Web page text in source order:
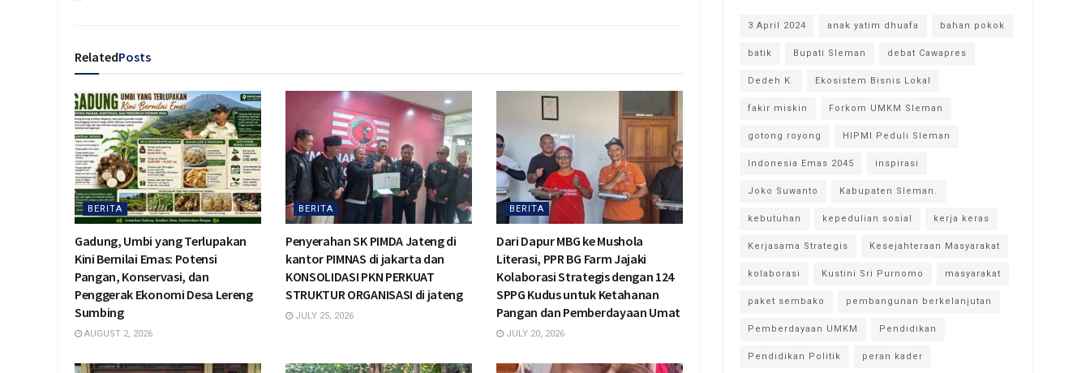
RelatedPosts
BERITA
Gadung, Umbi yang Terlupakan
Kini Bernilai Emas: Potensi
Pangan, Konservasi, dan
Penggerak Ekonomi Desa Lereng
Sumbing
AUGUST 2, 2026
BERITA
Penyerahan SK PIMDA Jateng di
kantor PIMNAS di jakarta dan
KONSOLIDASI PKN PERKUAT
STRUKTUR ORGANISASI di jateng
JULY 25, 2026
BERITA
Dari Dapur MBG ke Mushola
Literasi, PPR BG Farm Jajaki
Kolaborasi Strategis dengan 124
SPPG Kudus untuk Ketahanan
Pangan dan Pemberdayaan Umat
JULY 20, 2026
3 April 2024 anak yatim dhuafa bahan pokok
batik Bupati Sleman debat Cawapres
Dedeh K. Ekosistem Bisnis Lokal
fakir miskin Forkom UMKM Sleman
gotong royong HIPMI Peduli Sleman
Indonesia Emas 2045 inspirasi
Joko Suwanto Kabupaten Sleman.
kebutuhan kepedulian sosial kerja keras
Kerjasama Strategis Kesejahteraan Masyarakat
kolaborasi Kustini Sri Purnomo masyarakat
paket sembako pembangunan berkelanjutan
Pemberdayaan UMKM Pendidikan
Pendidikan Politik peran kader